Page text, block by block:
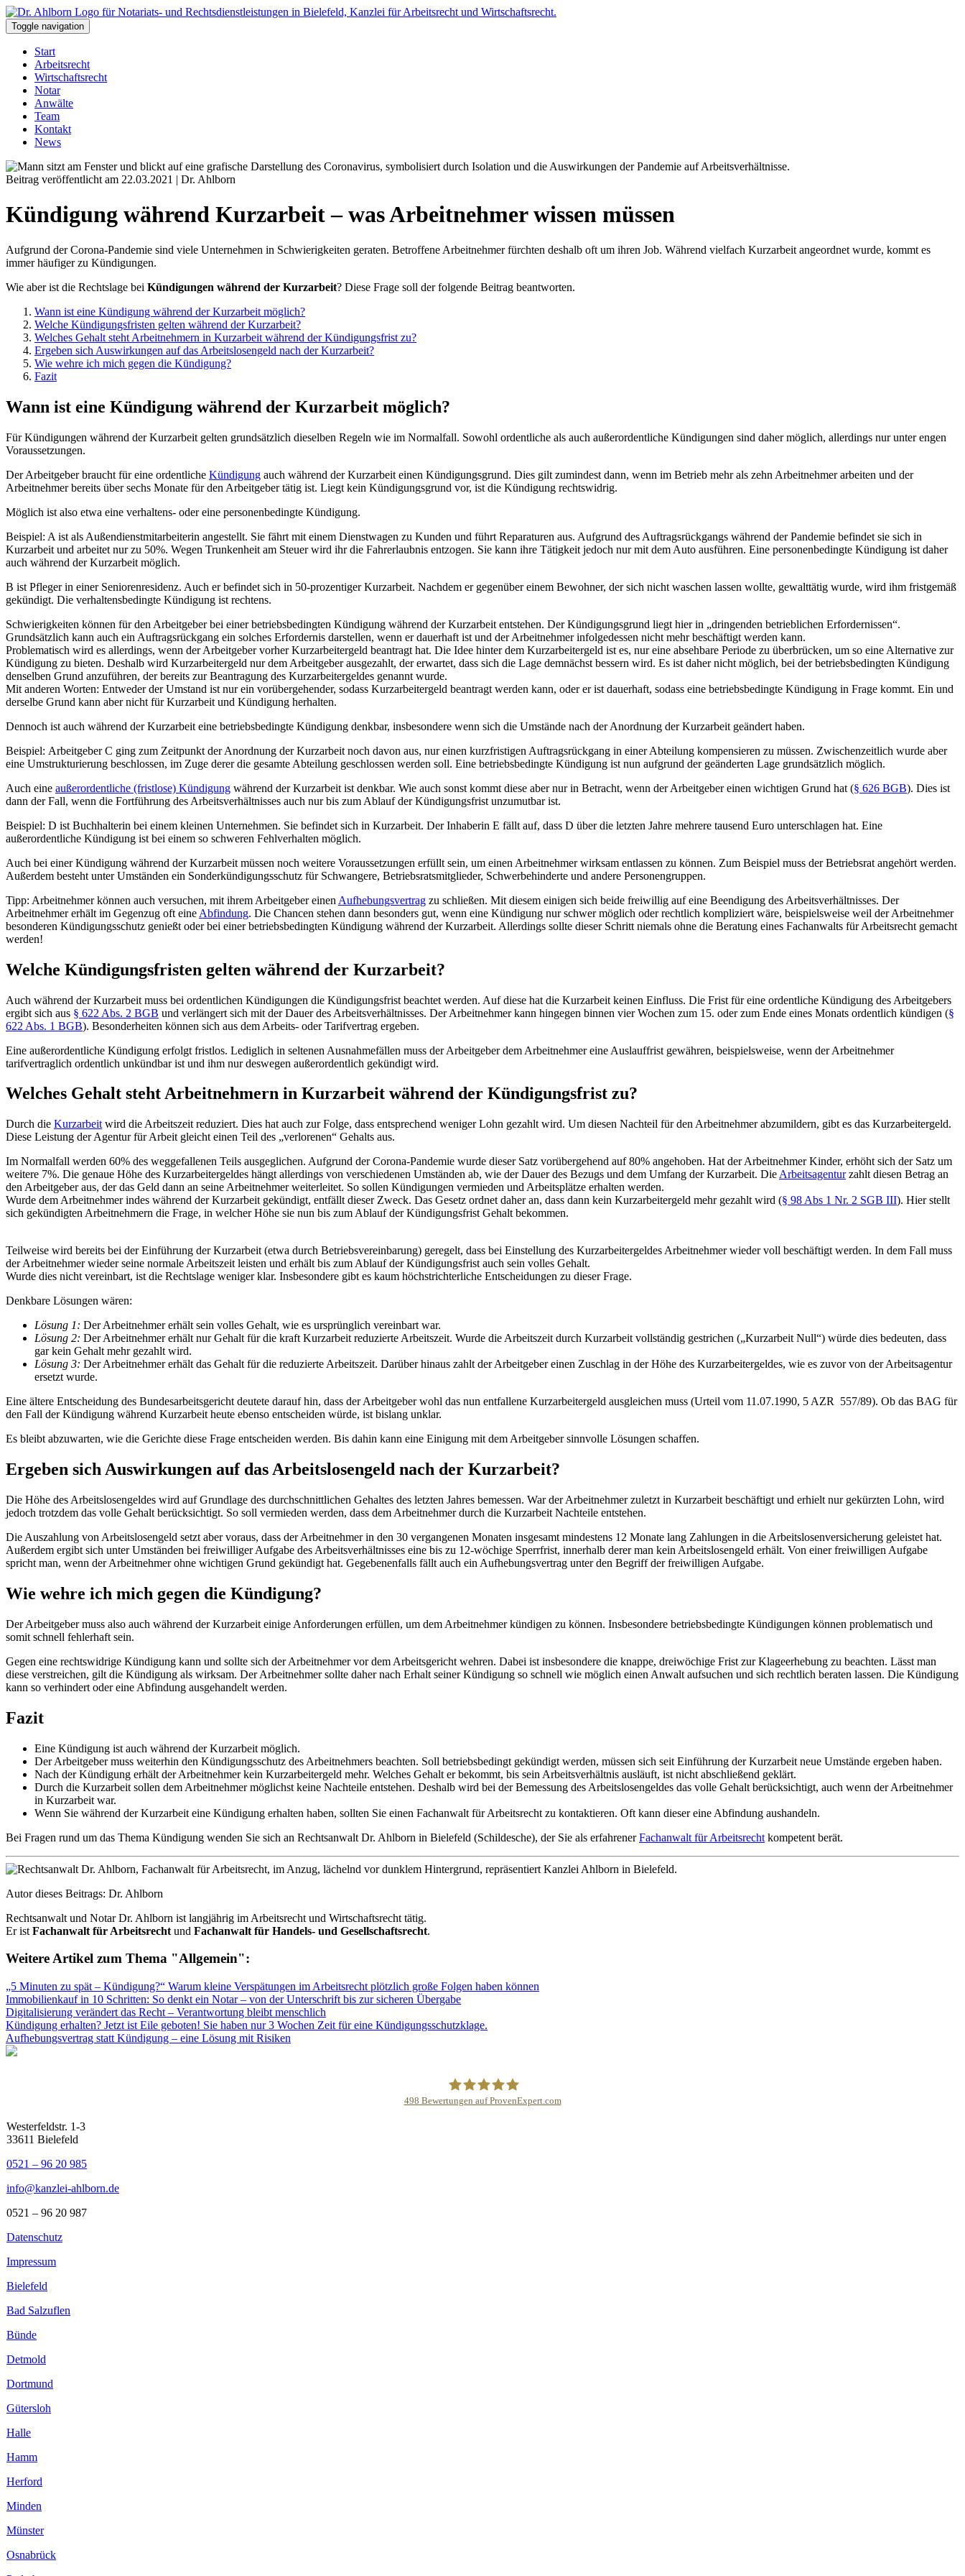
Toggle navigation
Start
Arbeitsrecht
Wirtschaftsrecht
Notar
Anwälte
Team
Kontakt
News
Beitrag veröffentlicht am 22.03.2021 | Dr. Ahlborn
Kündigung während Kurzarbeit – was Arbeitnehmer wissen müssen
Aufgrund der Corona-Pandemie sind viele Unternehmen in Schwierigkeiten geraten. Betroffene Arbeitnehmer fürchten deshalb oft um ihren Job. Während vielfach Kurzarbeit angeordnet wurde, kommt es
immer häufiger zu Kündigungen.
Wie aber ist die Rechtslage bei Kündigungen während der Kurzarbeit? Diese Frage soll der folgende Beitrag beantworten.
Wann ist eine Kündigung während der Kurzarbeit möglich?
Welche Kündigungsfristen gelten während der Kurzarbeit?
Welches Gehalt steht Arbeitnehmern in Kurzarbeit während der Kündigungsfrist zu?
Ergeben sich Auswirkungen auf das Arbeitslosengeld nach der Kurzarbeit?
Wie wehre ich mich gegen die Kündigung?
Fazit
Wann ist eine Kündigung während der Kurzarbeit möglich?
Für Kündigungen während der Kurzarbeit gelten grundsätzlich dieselben Regeln wie im Normalfall. Sowohl ordentliche als auch außerordentliche Kündigungen sind daher möglich, allerdings nur unter engen
Voraussetzungen.
Der Arbeitgeber braucht für eine ordentliche Kündigung auch während der Kurzarbeit einen Kündigungsgrund. Dies gilt zumindest dann, wenn im Betrieb mehr als zehn Arbeitnehmer arbeiten und der
Arbeitnehmer bereits über sechs Monate für den Arbeitgeber tätig ist. Liegt kein Kündigungsgrund vor, ist die Kündigung rechtswidrig.
Möglich ist also etwa eine verhaltens- oder eine personenbedingte Kündigung.
Beispiel: A ist als Außendienstmitarbeiterin angestellt. Sie fährt mit einem Dienstwagen zu Kunden und führt Reparaturen aus. Aufgrund des Auftragsrückgangs während der Pandemie befindet sie sich in
Kurzarbeit und arbeitet nur zu 50%. Wegen Trunkenheit am Steuer wird ihr die Fahrerlaubnis entzogen. Sie kann ihre Tätigkeit jedoch nur mit dem Auto ausführen. Eine personenbedingte Kündigung ist daher
auch während der Kurzarbeit möglich.
B ist Pfleger in einer Seniorenresidenz. Auch er befindet sich in 50-prozentiger Kurzarbeit. Nachdem er gegenüber einem Bewohner, der sich nicht waschen lassen wollte, gewalttätig wurde, wird ihm fristgemäß
gekündigt. Die verhaltensbedingte Kündigung ist rechtens.
Schwierigkeiten können für den Arbeitgeber bei einer betriebsbedingten Kündigung während der Kurzarbeit entstehen. Der Kündigungsgrund liegt hier in „dringenden betrieblichen Erfordernissen“.
Grundsätzlich kann auch ein Auftragsrückgang ein solches Erfordernis darstellen, wenn er dauerhaft ist und der Arbeitnehmer infolgedessen nicht mehr beschäftigt werden kann.
Problematisch wird es allerdings, wenn der Arbeitgeber vorher Kurzarbeitergeld beantragt hat. Die Idee hinter dem Kurzarbeitergeld ist es, nur eine absehbare Periode zu überbrücken, um so eine Alternative zur
Kündigung zu bieten. Deshalb wird Kurzarbeitergeld nur dem Arbeitgeber ausgezahlt, der erwartet, dass sich die Lage demnächst bessern wird. Es ist daher nicht möglich, bei der betriebsbedingten Kündigung
denselben Grund anzuführen, der bereits zur Beantragung des Kurzarbeitergeldes genannt wurde.
Mit anderen Worten: Entweder der Umstand ist nur ein vorübergehender, sodass Kurzarbeitergeld beantragt werden kann, oder er ist dauerhaft, sodass eine betriebsbedingte Kündigung in Frage kommt. Ein und
derselbe Grund kann aber nicht für Kurzarbeit und Kündigung herhalten.
Dennoch ist auch während der Kurzarbeit eine betriebsbedingte Kündigung denkbar, insbesondere wenn sich die Umstände nach der Anordnung der Kurzarbeit geändert haben.
Beispiel: Arbeitgeber C ging zum Zeitpunkt der Anordnung der Kurzarbeit noch davon aus, nur einen kurzfristigen Auftragsrückgang in einer Abteilung kompensieren zu müssen. Zwischenzeitlich wurde aber
eine Umstrukturierung beschlossen, im Zuge derer die gesamte Abteilung geschlossen werden soll. Eine betriebsbedingte Kündigung ist nun aufgrund der geänderten Lage grundsätzlich möglich.
Auch eine außerordentliche (fristlose) Kündigung während der Kurzarbeit ist denkbar. Wie auch sonst kommt diese aber nur in Betracht, wenn der Arbeitgeber einen wichtigen Grund hat (§ 626 BGB). Dies ist
dann der Fall, wenn die Fortführung des Arbeitsverhältnisses auch nur bis zum Ablauf der Kündigungsfrist unzumutbar ist.
Beispiel: D ist Buchhalterin bei einem kleinen Unternehmen. Sie befindet sich in Kurzarbeit. Der Inhaberin E fällt auf, dass D über die letzten Jahre mehrere tausend Euro unterschlagen hat. Eine
außerordentliche Kündigung ist bei einem so schweren Fehlverhalten möglich.
Auch bei einer Kündigung während der Kurzarbeit müssen noch weitere Voraussetzungen erfüllt sein, um einen Arbeitnehmer wirksam entlassen zu können. Zum Beispiel muss der Betriebsrat angehört werden.
Außerdem besteht unter Umständen ein Sonderkündigungsschutz für Schwangere, Betriebsratsmitglieder, Schwerbehinderte und andere Personengruppen.
Tipp: Arbeitnehmer können auch versuchen, mit ihrem Arbeitgeber einen Aufhebungsvertrag zu schließen. Mit diesem einigen sich beide freiwillig auf eine Beendigung des Arbeitsverhältnisses. Der
Arbeitnehmer erhält im Gegenzug oft eine Abfindung. Die Chancen stehen dann besonders gut, wenn eine Kündigung nur schwer möglich oder rechtlich kompliziert wäre, beispielsweise weil der Arbeitnehmer
besonderen Kündigungsschutz genießt oder bei einer betriebsbedingten Kündigung während der Kurzarbeit. Allerdings sollte dieser Schritt niemals ohne die Beratung eines Fachanwalts für Arbeitsrecht gemacht
werden!
Welche Kündigungsfristen gelten während der Kurzarbeit?
Auch während der Kurzarbeit muss bei ordentlichen Kündigungen die Kündigungsfrist beachtet werden. Auf diese hat die Kurzarbeit keinen Einfluss. Die Frist für eine ordentliche Kündigung des Arbeitgebers
ergibt sich aus § 622 Abs. 2 BGB und verlängert sich mit der Dauer des Arbeitsverhältnisses. Der Arbeitnehmer kann hingegen binnen vier Wochen zum 15. oder zum Ende eines Monats ordentlich kündigen (§
622 Abs. 1 BGB). Besonderheiten können sich aus dem Arbeits- oder Tarifvertrag ergeben.
Eine außerordentliche Kündigung erfolgt fristlos. Lediglich in seltenen Ausnahmefällen muss der Arbeitgeber dem Arbeitnehmer eine Auslauffrist gewähren, beispielsweise, wenn der Arbeitnehmer
tarifvertraglich ordentlich unkündbar ist und ihm nur deswegen außerordentlich gekündigt wird.
Welches Gehalt steht Arbeitnehmern in Kurzarbeit während der Kündigungsfrist zu?
Durch die Kurzarbeit wird die Arbeitszeit reduziert. Dies hat auch zur Folge, dass entsprechend weniger Lohn gezahlt wird. Um diesen Nachteil für den Arbeitnehmer abzumildern, gibt es das Kurzarbeitergeld.
Diese Leistung der Agentur für Arbeit gleicht einen Teil des „verlorenen“ Gehalts aus.
Im Normalfall werden 60% des weggefallenen Teils ausgeglichen. Aufgrund der Corona-Pandemie wurde dieser Satz vorübergehend auf 80% angehoben. Hat der Arbeitnehmer Kinder, erhöht sich der Satz um
weitere 7%. Die genaue Höhe des Kurzarbeitergeldes hängt allerdings von verschiedenen Umständen ab, wie der Dauer des Bezugs und dem Umfang der Kurzarbeit. Die Arbeitsagenturzahlt diesen Betrag an
den Arbeitgeber aus, der das Geld dann an seine Arbeitnehmer weiterleitet. So sollen Kündigungen vermieden und Arbeitsplätze erhalten werden.
Wurde dem Arbeitnehmer indes während der Kurzarbeit gekündigt, entfällt dieser Zweck. Das Gesetz ordnet daher an, dass dann kein Kurzarbeitergeld mehr gezahlt wird (§ 98 Abs 1 Nr. 2 SGB III). Hier stellt
sich gekündigten Arbeitnehmern die Frage, in welcher Höhe sie nun bis zum Ablauf der Kündigungsfrist Gehalt bekommen.
Teilweise wird bereits bei der Einführung der Kurzarbeit (etwa durch Betriebsvereinbarung) geregelt, dass bei Einstellung des Kurzarbeitergeldes Arbeitnehmer wieder voll beschäftigt werden. In dem Fall muss
der Arbeitnehmer wieder seine normale Arbeitszeit leisten und erhält bis zum Ablauf der Kündigungsfrist auch sein volles Gehalt.
Wurde dies nicht vereinbart, ist die Rechtslage weniger klar. Insbesondere gibt es kaum höchstrichterliche Entscheidungen zu dieser Frage.
Denkbare Lösungen wären:
Lösung 1: Der Arbeitnehmer erhält sein volles Gehalt, wie es ursprünglich vereinbart war.
Lösung 2: Der Arbeitnehmer erhält nur Gehalt für die kraft Kurzarbeit reduzierte Arbeitszeit. Wurde die Arbeitszeit durch Kurzarbeit vollständig gestrichen („Kurzarbeit Null“) würde dies bedeuten, dass
gar kein Gehalt mehr gezahlt wird.
Lösung 3: Der Arbeitnehmer erhält das Gehalt für die reduzierte Arbeitszeit. Darüber hinaus zahlt der Arbeitgeber einen Zuschlag in der Höhe des Kurzarbeitergeldes, wie es zuvor von der Arbeitsagentur
ersetzt wurde.
Eine ältere Entscheidung des Bundesarbeitsgericht deutete darauf hin, dass der Arbeitgeber wohl das nun entfallene Kurzarbeitergeld ausgleichen muss (Urteil vom 11.07.1990, 5 AZR 557/89). Ob das BAG für
den Fall der Kündigung während Kurzarbeit heute ebenso entscheiden würde, ist bislang unklar.
Es bleibt abzuwarten, wie die Gerichte diese Frage entscheiden werden. Bis dahin kann eine Einigung mit dem Arbeitgeber sinnvolle Lösungen schaffen.
Ergeben sich Auswirkungen auf das Arbeitslosengeld nach der Kurzarbeit?
Die Höhe des Arbeitslosengeldes wird auf Grundlage des durchschnittlichen Gehaltes des letzten Jahres bemessen. War der Arbeitnehmer zuletzt in Kurzarbeit beschäftigt und erhielt nur gekürzten Lohn, wird
jedoch trotzdem das volle Gehalt berücksichtigt. So soll vermieden werden, dass dem Arbeitnehmer durch die Kurzarbeit Nachteile entstehen.
Die Auszahlung von Arbeitslosengeld setzt aber voraus, dass der Arbeitnehmer in den 30 vergangenen Monaten insgesamt mindestens 12 Monate lang Zahlungen in die Arbeitslosenversicherung geleistet hat.
Außerdem ergibt sich unter Umständen bei freiwilliger Aufgabe des Arbeitsverhältnisses eine bis zu 12-wöchige Sperrfrist, innerhalb derer man kein Arbeitslosengeld erhält. Von einer freiwilligen Aufgabe
spricht man, wenn der Arbeitnehmer ohne wichtigen Grund gekündigt hat. Gegebenenfalls fällt auch ein Aufhebungsvertrag unter den Begriff der freiwilligen Aufgabe.
Wie wehre ich mich gegen die Kündigung?
Der Arbeitgeber muss also auch während der Kurzarbeit einige Anforderungen erfüllen, um dem Arbeitnehmer kündigen zu können. Insbesondere betriebsbedingte Kündigungen können problematisch und
somit schnell fehlerhaft sein.
Gegen eine rechtswidrige Kündigung kann und sollte sich der Arbeitnehmer vor dem Arbeitsgericht wehren. Dabei ist insbesondere die knappe, dreiwöchige Frist zur Klageerhebung zu beachten. Lässt man
diese verstreichen, gilt die Kündigung als wirksam. Der Arbeitnehmer sollte daher nach Erhalt seiner Kündigung so schnell wie möglich einen Anwalt aufsuchen und sich rechtlich beraten lassen. Die Kündigung
kann so verhindert oder eine Abfindung ausgehandelt werden.
Fazit
Eine Kündigung ist auch während der Kurzarbeit möglich.
Der Arbeitgeber muss weiterhin den Kündigungsschutz des Arbeitnehmers beachten. Soll betriebsbedingt gekündigt werden, müssen sich seit Einführung der Kurzarbeit neue Umstände ergeben haben.
Nach der Kündigung erhält der Arbeitnehmer kein Kurzarbeitergeld mehr. Welches Gehalt er bekommt, bis sein Arbeitsverhältnis ausläuft, ist nicht abschließend geklärt.
Durch die Kurzarbeit sollen dem Arbeitnehmer möglichst keine Nachteile entstehen. Deshalb wird bei der Bemessung des Arbeitslosengeldes das volle Gehalt berücksichtigt, auch wenn der Arbeitnehmer
in Kurzarbeit war.
Wenn Sie während der Kurzarbeit eine Kündigung erhalten haben, sollten Sie einen Fachanwalt für Arbeitsrecht zu kontaktieren. Oft kann dieser eine Abfindung aushandeln.
Bei Fragen rund um das Thema Kündigung wenden Sie sich an Rechtsanwalt Dr. Ahlborn in Bielefeld (Schildesche), der Sie als erfahrenerFachanwalt für Arbeitsrecht kompetent berät.
Autor dieses Beitrags: Dr. Ahlborn
Rechtsanwalt und Notar Dr. Ahlborn ist langjährig im Arbeitsrecht und Wirtschaftsrecht tätig.
Er ist Fachanwalt für Arbeitsrecht und Fachanwalt für Handels- und Gesellschaftsrecht.
Weitere Artikel zum Thema "Allgemein":
„5 Minuten zu spät – Kündigung?“ Warum kleine Verspätungen im Arbeitsrecht plötzlich große Folgen haben können
Immobilienkauf in 10 Schritten: So denkt ein Notar – von der Unterschrift bis zur sicheren Übergabe
Digitalisierung verändert das Recht – Verantwortung bleibt menschlich
Kündigung erhalten? Jetzt ist Eile geboten! Sie haben nur 3 Wochen Zeit für eine Kündigungsschutzklage.
Aufhebungsvertrag statt Kündigung – eine Lösung mit Risiken
498 Bewertungen auf ProvenExpert.com
Westerfeldstr. 1-3
33611 Bielefeld
0521 – 96 20 985
info@kanzlei-ahlborn.de
0521 – 96 20 987
Datenschutz
Impressum
Bielefeld
Bad Salzuflen
Bünde
Detmold
Dortmund
Gütersloh
Halle
Hamm
Herford
Minden
Münster
Osnabrück